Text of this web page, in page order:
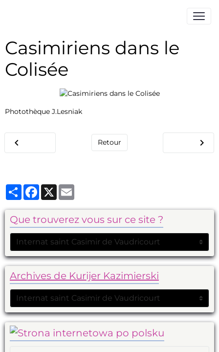
Casimiriens dans le
Colisée
Photothèque J.Lesniak
Retour
PartagerFacebook
X
Que trouverez vous sur ce site ?
Archives de Kurijer Kazimierski